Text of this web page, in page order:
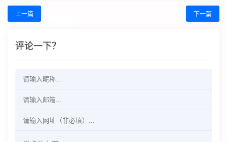
上一篇 下一篇
评论一下？